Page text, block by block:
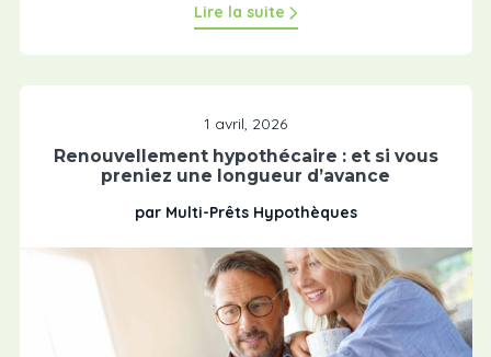
Lire la suite
1 avril, 2026
Renouvellement hypothécaire : et si vous
preniez une longueur d’avance
par Multi-Prêts Hypothèques